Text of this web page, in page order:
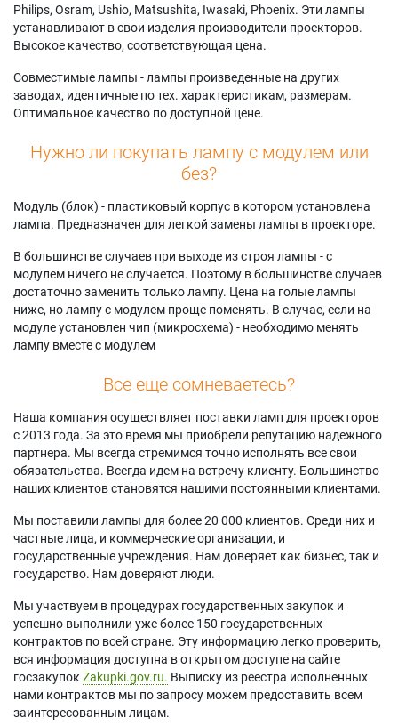
Philips, Osram, Ushio, Matsushita, Iwasaki, Phoenix. Эти лампы
устанавливают в свои изделия производители проекторов.
Высокое качество, соответствующая цена.
Совместимые лампы - лампы произведенные на других
заводах, идентичные по тех. характеристикам, размерам.
Оптимальное качество по доступной цене.
Нужно ли покупать лампу с модулем или
без?
Модуль (блок) - пластиковый корпус в котором установлена
лампа. Предназначен для легкой замены лампы в проекторе.
В большинстве случаев при выходе из строя лампы - с
модулем ничего не случается. Поэтому в большинстве случаев
достаточно заменить только лампу. Цена на голые лампы
ниже, но лампу с модулем проще поменять. В случае, если на
модуле установлен чип (микросхема) - необходимо менять
лампу вместе с модулем
Все еще сомневаетесь?
Наша компания осуществляет поставки ламп для проекторов
с 2013 года. За это время мы приобрели репутацию надежного
партнера. Мы всегда стремимся точно исполнять все свои
обязательства. Всегда идем на встречу клиенту. Большинство
наших клиентов становятся нашими постоянными клиентами.
Мы поставили лампы для более 20 000 клиентов. Среди них и
частные лица, и коммерческие организации, и
государственные учреждения. Нам доверяет как бизнес, так и
государство. Нам доверяют люди.
Мы участвуем в процедурах государственных закупок и
успешно выполнили уже более 150 государственных
контрактов по всей стране. Эту информацию легко проверить,
вся информация доступна в открытом доступе на сайте
госзакупок Zakupki.gov.ru. Выписку из реестра исполненных
нами контрактов мы по запросу можем предоставить всем
заинтересованным лицам.